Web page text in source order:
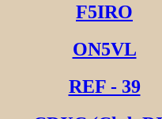
F5IRO
ON5VL
REF - 39